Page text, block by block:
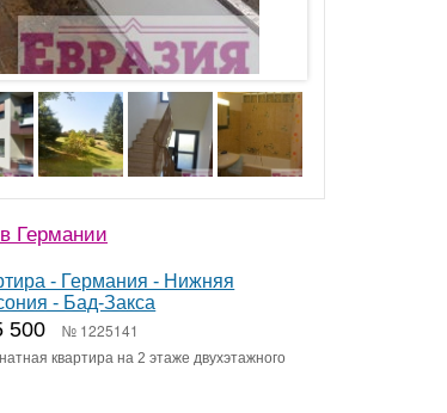
Германии
- Германия - Нижняя
- Бад-Закса
500 № 1225141
квартира на 2 этаже двухэтажного